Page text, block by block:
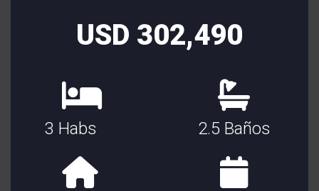
USD 302,490
3 Habs 2.5 Baños